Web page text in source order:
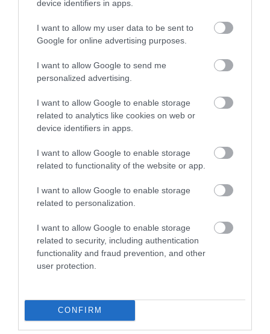
device identifiers in apps.
I want to allow my user data to be sent to
Google for online advertising purposes.
I want to allow Google to send me
personalized advertising.
I want to allow Google to enable storage
related to analytics like cookies on web or
device identifiers in apps.
I want to allow Google to enable storage
related to functionality of the website or app.
I want to allow Google to enable storage
related to personalization.
I want to allow Google to enable storage
related to security, including authentication
functionality and fraud prevention, and other
user protection.
CONFIRM
This Simple Trick Removes All Parasites From
Your Body!
11 h 19 min